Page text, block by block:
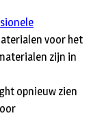
voor het
zijn in
opnieuw zien